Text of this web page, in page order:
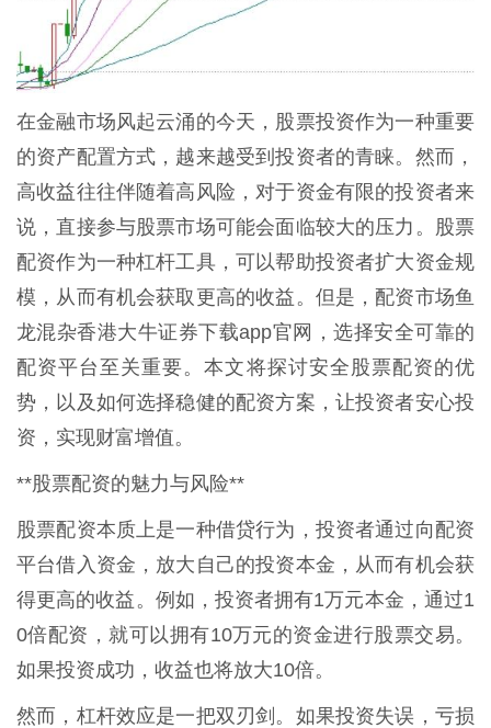
在金融市场风起云涌的今天，股票投资作为一种重要
的资产配置方式，越来越受到投资者的青睐。然而，
高收益往往伴随着高风险，对于资金有限的投资者来
说，直接参与股票市场可能会面临较大的压力。股票
配资作为一种杠杆工具，可以帮助投资者扩大资金规
模，从而有机会获取更高的收益。但是，配资市场鱼
龙混杂香港大牛证券下载app官网，选择安全可靠的
配资平台至关重要。本文将探讨安全股票配资的优
势，以及如何选择稳健的配资方案，让投资者安心投
资，实现财富增值。
**股票配资的魅力与风险**
股票配资本质上是一种借贷行为，投资者通过向配资
平台借入资金，放大自己的投资本金，从而有机会获
得更高的收益。例如，投资者拥有1万元本金，通过1
0倍配资，就可以拥有10万元的资金进行股票交易。
如果投资成功，收益也将放大10倍。
然而，杠杆效应是一把双刃剑。如果投资失误，亏损